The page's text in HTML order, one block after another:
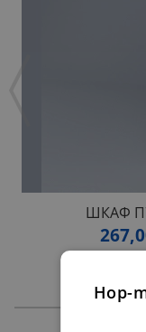
ШКАФ
Hop-